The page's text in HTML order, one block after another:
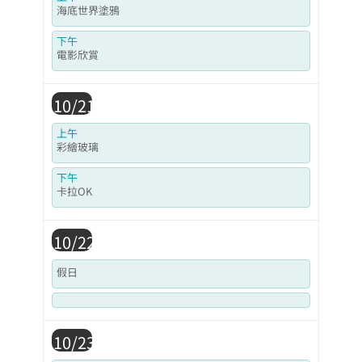
海底世界塗鴉
下午
電影欣賞
10/21
上午
彩繪玻璃
下午
卡拉OK
10/22
假日
10/23